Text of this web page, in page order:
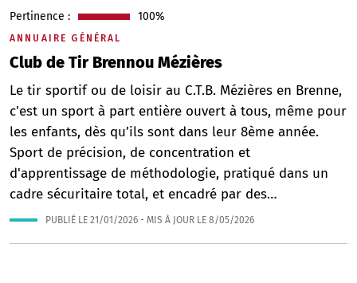
ANNUAIRE GÉNÉRAL
Club de Tir Brennou Mézières
Pertinence : 100%
Le tir sportif ou de loisir au C.T.B. Mézières en Brenne,
c'est un sport à part entière ouvert à tous, même pour
les enfants, dès qu’ils sont dans leur 8ème année.
Sport de précision, de concentration et
d'apprentissage de méthodologie, pratiqué dans un
cadre sécuritaire total, et encadré par des…
PUBLIÉ LE 21/01/2026 - MIS À JOUR LE 8/05/2026